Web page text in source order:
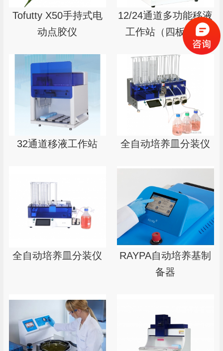
Tofutty X50手持式电
动点胶仪
12/24通道多功能移液
工作站（四板位）
32通道移液工作站 全自动培养皿分装仪
全自动培养皿分装仪
RAYPA自动培养基制
备器